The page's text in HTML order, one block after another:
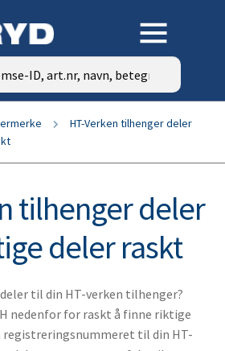
HT-Verken tilhenger deler
tilhenger deler
deler raskt
til din HT-verken tilhenger?
nedenfor for raskt å finne riktige
registreringsnummeret til din HT-